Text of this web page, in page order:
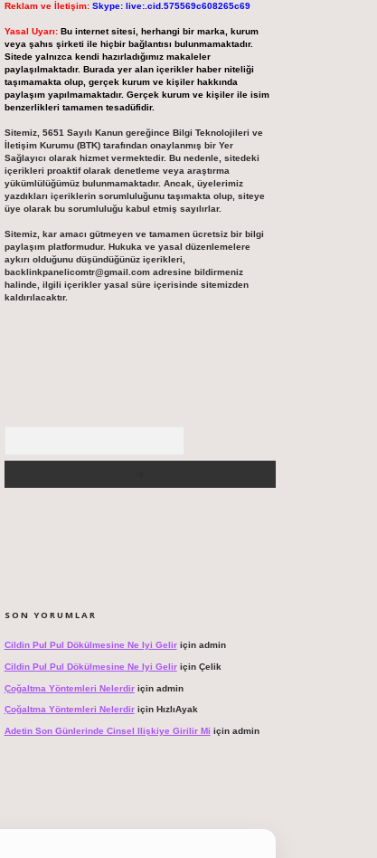
Reklam ve İletişim: Skype: live:.cid.575569c608265c69
Yasal Uyarı: Bu internet sitesi, herhangi bir marka, kurum
veya şahıs şirketi ile hiçbir bağlantısı bulunmamaktadır.
Sitede yalnızca kendi hazırladığımız makaleler
paylaşılmaktadır. Burada yer alan içerikler haber niteliği
taşımamakta olup, gerçek kurum ve kişiler hakkında
paylaşım yapılmamaktadır. Gerçek kurum ve kişiler ile isim
benzerlikleri tamamen tesadüfidir.
Sitemiz, 5651 Sayılı Kanun gereğince Bilgi Teknolojileri ve
İletişim Kurumu (BTK) tarafından onaylanmış bir Yer
Sağlayıcı olarak hizmet vermektedir. Bu nedenle, sitedeki
içerikleri proaktif olarak denetleme veya araştırma
yükümlülüğümüz bulunmamaktadır. Ancak, üyelerimiz
yazdıkları içeriklerin sorumluluğunu taşımakta olup, siteye
üye olarak bu sorumluluğu kabul etmiş sayılırlar.
Sitemiz, kar amacı gütmeyen ve tamamen ücretsiz bir bilgi
paylaşım platformudur. Hukuka ve yasal düzenlemelere
aykırı olduğunu düşündüğünüz içerikleri,
backlinkpanelicomtr@gmail.comadresine bildirmeniz
halinde, ilgili içerikler yasal süre içerisinde sitemizden
kaldırılacaktır.
SON YORUMLAR
Cildin Pul Pul Dökülmesine Ne Iyi Geliriçin admin
Cildin Pul Pul Dökülmesine Ne Iyi Geliriçin Çelik
Çoğaltma Yöntemleri Nelerdiriçin admin
Çoğaltma Yöntemleri Nelerdiriçin HızlıAyak
Adetin Son Günlerinde Cinsel Ilişkiye Girilir Mi için admin